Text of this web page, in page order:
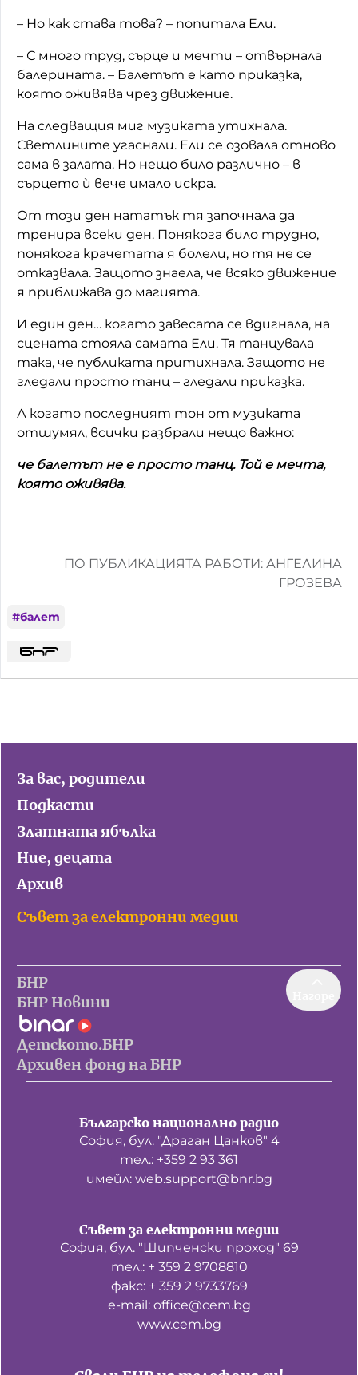
– Но как става това? – попитала Ели.
– С много труд, сърце и мечти – отвърнала
балерината. – Балетът е като приказка,
която оживява чрез движение.
На следващия миг музиката утихнала.
Светлините угаснали. Ели се озовала отново
сама в залата. Но нещо било различно – в
сърцето ѝ вече имало искра.
От този ден нататък тя започнала да
тренира всеки ден. Понякога било трудно,
понякога крачетата я болели, но тя не се
отказвала. Защото знаела, че всяко движение
я приближава до магията.
И един ден… когато завесата се вдигнала, на
сцената стояла самата Ели. Тя танцувала
така, че публиката притихнала. Защото не
гледали просто танц – гледали приказка.
А когато последният тон от музиката
отшумял, всички разбрали нещо важно:
че балетът не е просто танц. Той е мечта,
която оживява.
ПО ПУБЛИКАЦИЯТА РАБОТИ: АНГЕЛИНА
ГРОЗЕВА
#балет
За вас, родители
Подкасти
Златната ябълка
Ние, децата
Архив
Съвет за електронни медии
БНР
БНР Новини
Детското.БНР
Архивен фонд на БНР
Българско национално радио
София, бул. "Драган Цанков" 4
тел.: +359 2 93 361
имейл: web.support@bnr.bg
Съвет за електронни медии
София, бул. "Шипченски проход" 69
тел.: + 359 2 9708810
факс: + 359 2 9733769
е-mail: office@cem.bg
www.cem.bg